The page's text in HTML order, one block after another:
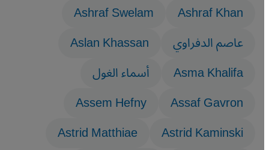
Ashraf Khan
Ashraf Swelam
عاصم الدفراوي
Aslan Khassan
Asma Khalifa
أسماء الغول
Assaf Gavron
Assem Hefny
Astrid Kaminski
Astrid Matthiae